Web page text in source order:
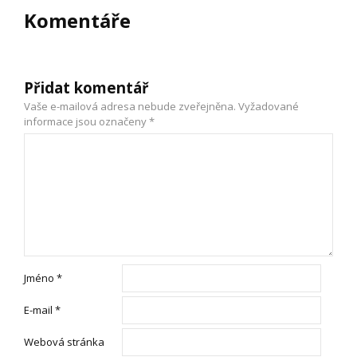
Komentáře
Přidat komentář
Vaše e-mailová adresa nebude zveřejněna. Vyžadované
informace jsou označeny*
Jméno *
E-mail *
Webová stránka